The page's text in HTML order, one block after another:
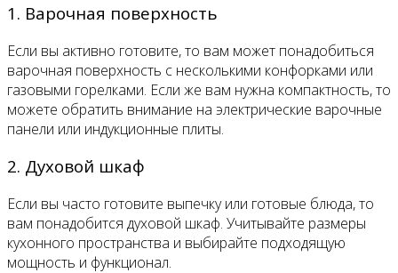
1. Варочная поверхность
Если вы активно готовите, то вам может понадобиться
варочная поверхность с несколькими конфорками или
газовыми горелками. Если же вам нужна компактность, то
можете обратить внимание на электрические варочные
панели или индукционные плиты.
2. Духовой шкаф
Если вы часто готовите выпечку или готовые блюда, то
вам понадобится духовой шкаф. Учитывайте размеры
кухонного пространства и выбирайте подходящую
мощность и функционал.